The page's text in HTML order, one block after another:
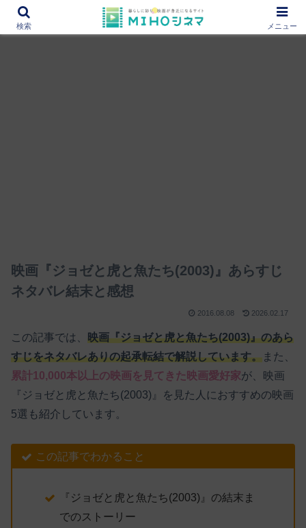
12000作品を紹介！あなたの映画図書館『MIHOシネマ』
映画『ジョゼと虎と魚たち(2003)』あらすじ
ネタバレ結末と感想
2016.08.08 2026.02.17
この記事では、 映画『ジョゼと虎と魚たち(2003)』のあら
すじをネタバレありの起承転結で解説しています。 また、
累計10,000本以上の映画を見てきた映画愛好家が、映画
『ジョゼと虎と魚たち(2003)』を見た人におすすめの映画
5選も紹介しています。
この記事でわかること
『ジョゼと虎と魚たち(2003)』の結末ま
でのストーリー
検索 メニュー